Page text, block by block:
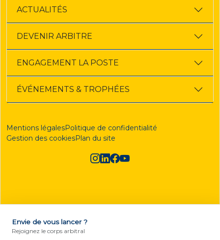
ACTUALITÉS
DEVENIR ARBITRE
ENGAGEMENT LA POSTE
ÉVÉNEMENTS & TROPHÉES
Mentions légalesPolitique de confidentialité
Gestion des cookiesPlan du site
Envie de vous lancer ?
Rejoignez le corps arbitral